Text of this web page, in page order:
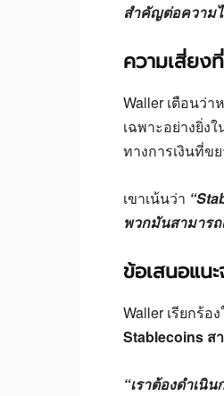
สำคัญต่อความไ
ความเสี่ยง
Waller เตือนว่
เฉพาะอย่างยิ่ง
ทางการเงินที่ข
เขาเน้นว่า
พวกมันสามารถ
ข้อเสนอแน
Waller เรียกร้อ
Stablecoins ส
“เราต้องดำเนิ